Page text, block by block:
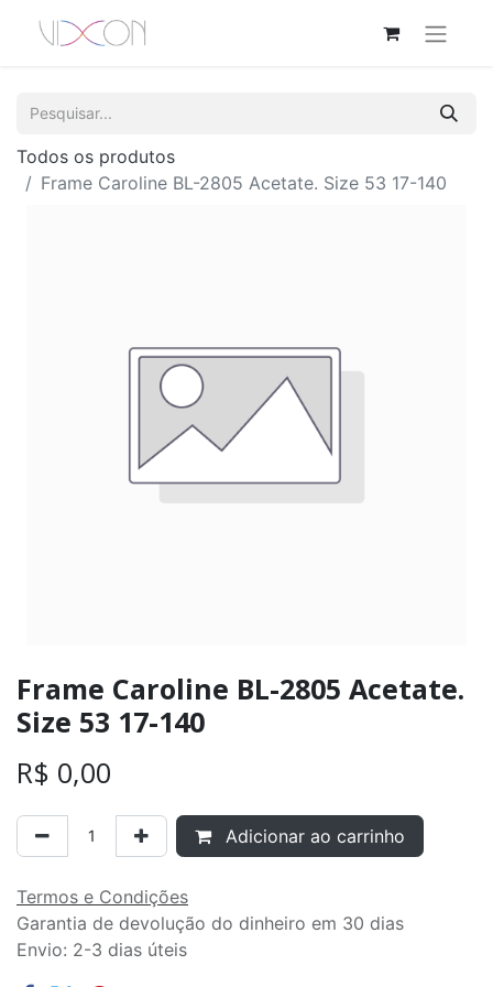
Todos os produtos
Frame Caroline BL-2805 Acetate. Size 53 17-140
Frame Caroline BL-2805 Acetate.
Size 53 17-140
R$ 0,00
Adicionar ao carrinho
Termos e Condições
Garantia de devolução do dinheiro em 30 dias
Envio: 2-3 dias úteis